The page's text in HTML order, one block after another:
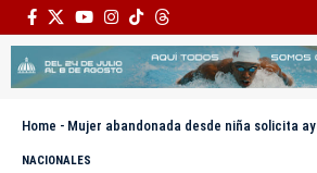
Home - Mujer abandonada desde niña solicita ayuda para obtener sus
NACIONALES